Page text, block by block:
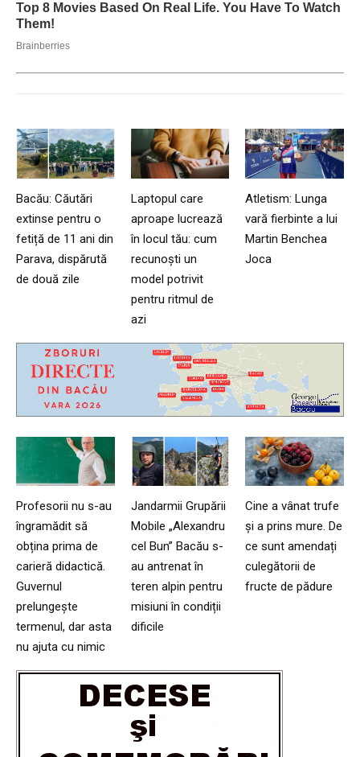
Bacău: Căutări
extinse pentru o
fetiță de 11 ani din
Parava, dispărută
de două zile
Laptopul care
aproape lucrează
în locul tău: cum
recunoști un
model potrivit
pentru ritmul de
azi
Atletism: Lunga
vară fierbinte a lui
Martin Benchea
Joca
Profesorii nu s-au
îngramădit să
obțina prima de
carieră didactică.
Guvernul
prelungește
termenul, dar asta
nu ajuta cu nimic
Jandarmii Grupării
Mobile „Alexandru
cel Bun” Bacău s-
au antrenat în
teren alpin pentru
misiuni în condiții
dificile
Cine a vânat trufe
și a prins mure. De
ce sunt amendați
culegătorii de
fructe de pădure